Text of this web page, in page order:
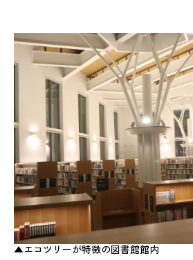
▲エコツリーが特徴の図書館館内